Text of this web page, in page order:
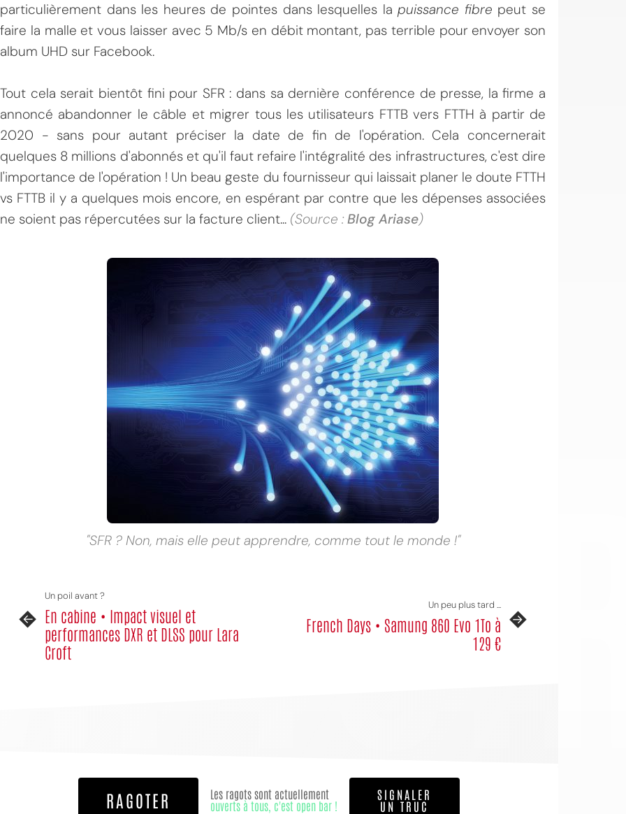
particulièrement dans les heures de pointes dans lesquelles lapuissance fibre peut se
faire la malle et vous laisser avec 5 Mb/s en débit montant, pas terrible pour envoyer son
album UHD sur Facebook.
Tout cela serait bientôt fini pour SFR : dans sa dernière conférence de presse, la firme a
annoncé abandonner le câble et migrer tous les utilisateurs FTTB vers FTTH à partir de
2020 - sans pour autant préciser la date de fin de l'opération. Cela concernerait
quelques 8 millions d'abonnés et qu'il faut refaire l'intégralité des infrastructures, c'est dire
l'importance de l'opération ! Un beau geste du fournisseur qui laissait planer le doute FTTH
vs FTTB il y a quelques mois encore, en espérant par contre que les dépenses associées
ne soient pas répercutées sur la facture client... (Source : Blog Ariase)
"SFR ? Non, mais elle peut apprendre, comme tout le monde !"
Un poil avant ?
En cabine • Impact visuel et
performances DXR et DLSS pour Lara
Croft
Un peu plus tard ...
French Days • Samung 860 Evo 1To à
129 €
RAGOTER
Les ragots sont actuellement
ouverts à tous, c'est open bar !
SIGNALER
UN TRUC